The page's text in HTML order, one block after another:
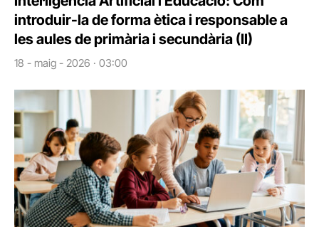
introduir-la de forma ètica i responsable a
les aules de primària i secundària (II)
18 - maig - 2026 · 03:00